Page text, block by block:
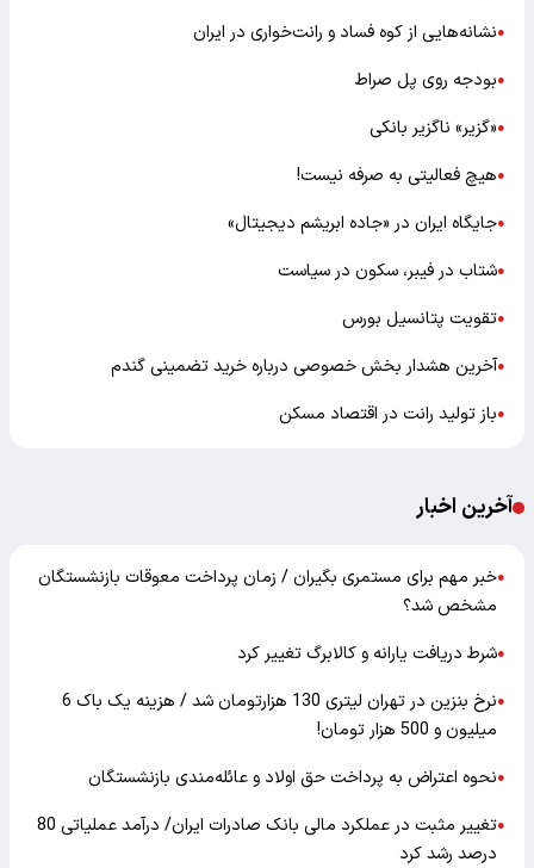
●نشانه‌هایی از کوه فساد و رانت‌خواری در ایران
●بودجه روی پل صراط
●«گزیر» ناگزیر بانکی
●هیچ فعالیتی به صرفه نیست!
●جایگاه ایران در «جاده ابریشم دیجیتال»
●شتاب در فیبر، سکون در سیاست
●تقویت پتانسیل بورس
●آخرین هشدار بخش خصوصی درباره خرید تضمینی گندم
●باز تولید رانت در اقتصاد مسکن
آخرین اخبار
●خبر مهم برای مستمری بگیران / زمان پرداخت معوقات بازنشستگان
مشخص شد؟
●شرط دریافت یارانه و کالابرگ تغییر کرد
●
نرخ بنزین در تهران لیتری 130 هزارتومان شد / هزینه یک باک 6
میلیون و 500 هزار تومان!
●نحوه اعتراض به پرداخت حق اولاد و عائله‌مندی بازنشستگان
●
تغییر مثبت در عملکرد مالی بانک صادرات ایران/ درآمد عملیاتی 80
درصد رشد کرد